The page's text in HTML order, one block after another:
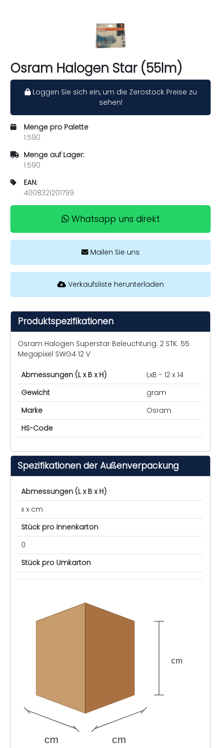
Osram Halogen Star (55lm)
Loggen Sie sich ein, um die Zerostock Preise zu
sehen!
Menge pro Palette
1.590
Menge auf Lager:
1.590
EAN:
4008321201799
Whatsapp uns direkt
Mailen Sie uns
Verkaufsliste herunterladen
Produktspezifikationen
Osram Halogen Superstar Beleuchtung. 2 STK. 55
Megapixel SWG4 12 V
Abmessungen (L x B x H)
LxB - 12 x 14
Gewicht
gram
Marke
Osram
HS-Code
Spezifikationen der Außenverpackung
Abmessungen (L x B x H)
x x cm
Stück pro Innenkarton
0
Stück pro Umkarton
cm cm
cm